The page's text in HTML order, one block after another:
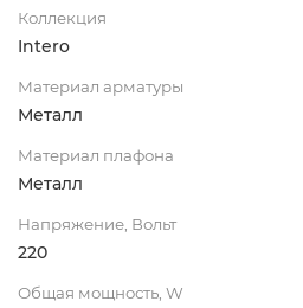
Коллекция
Intero
Материал арматуры
Металл
Материал плафона
Металл
Напряжение, Вольт
220
Общая мощность, W